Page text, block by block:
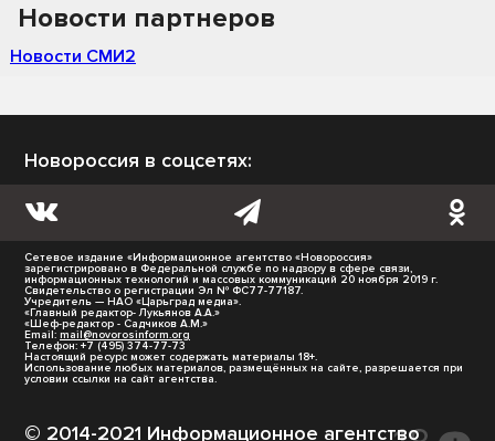
Новости партнеров
Новости СМИ2
Новороссия в соцсетях:
Сетевое издание «Информационное агентство «Новороссия»
зарегистрировано в Федеральной службе по надзору в сфере связи,
информационных технологий и массовых коммуникаций 20 ноября 2019 г.
Свидетельство о регистрации Эл № ФС77-77187.
Учредитель — НАО «Царьград медиа».
«Главный редактор- Лукьянов А.А.»
«Шеф-редактор - Садчиков А.М.»
Email: mail@novorosinform.org
Телефон: +7 (495) 374-77-73
Настоящий ресурс может содержать материалы 18+.
Использование любых материалов, размещённых на сайте, разрешается при
условии ссылки на сайт агентства.
© 2014-2021 Информационное агентство